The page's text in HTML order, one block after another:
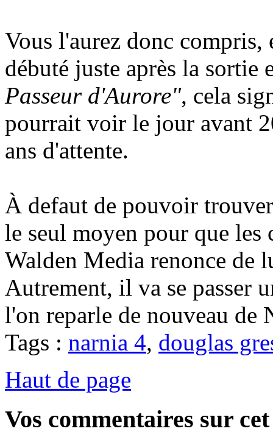
Vous l'aurez donc compris,
débuté juste après la sortie
Passeur d'Aurore", cela
pourrait voir le jour avant
ans d'attente.
À defaut de pouvoir
le seul moyen pour que les
Walden Media renonce de
Autrement, il va se passer
l'on reparle de nouveau de
Tags : narnia 4, douglas
Haut de page
Vos commentaires sur